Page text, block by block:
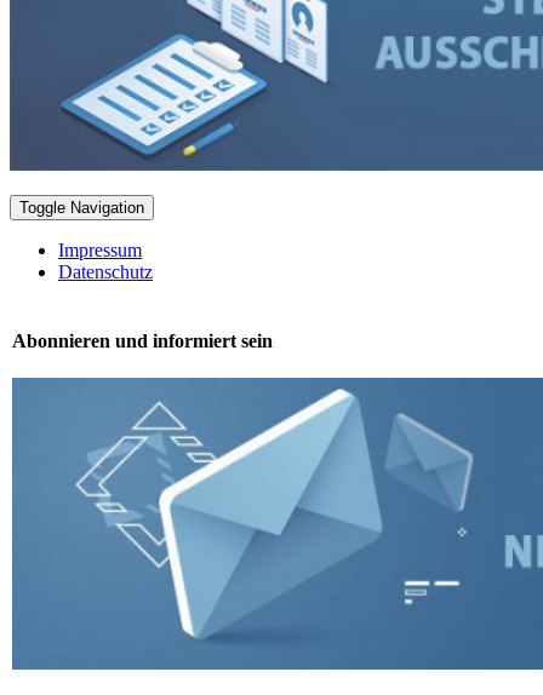
Toggle Navigation
Impressum
Datenschutz
Abonnieren und informiert sein